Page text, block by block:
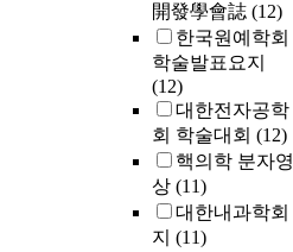
開發學會誌 (12)
한국원예학회
학술발표요지
(12)
대한전자공학
회 학술대회 (12)
핵의학 분자영
상 (11)
대한내과학회
지 (11)